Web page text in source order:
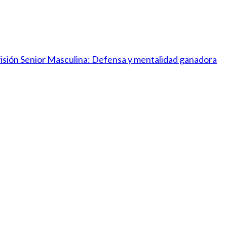
Senior Masculina: Defensa y mentalidad ganadora